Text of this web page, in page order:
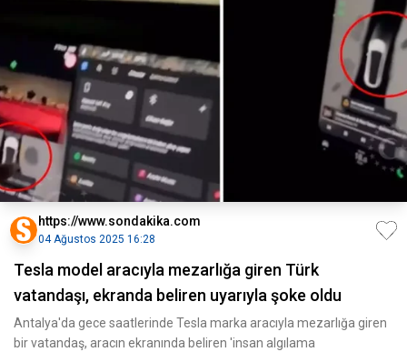
https://www.sondakika.com
04 Ağustos 2025 16:28
Tesla model aracıyla mezarlığa giren Türk
vatandaşı, ekranda beliren uyarıyla şoke oldu
Antalya'da gece saatlerinde Tesla marka aracıyla mezarlığa giren
bir vatandaş, aracın ekranında beliren 'insan algılama